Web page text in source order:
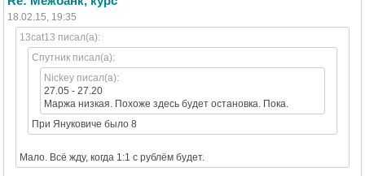
18.02.15, 19:35
13cat13 писал(а):
Спутник писал(а):
Nickey писал(а):
27.05 - 27.20
Маржа низкая. Похоже здесь будет остановка. Пока.
При Януковиче было 8
Мало. Всё жду, когда 1:1 с рублём будет.